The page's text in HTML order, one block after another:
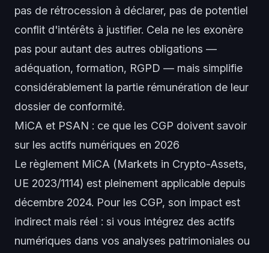
pas de rétrocession à déclarer, pas de potentiel
conflit d'intérêts à justifier. Cela ne les exonère
pas pour autant des autres obligations —
adéquation, formation, RGPD — mais simplifie
considérablement la partie rémunération de leur
dossier de conformité.
MiCA et PSAN : ce que les CGP doivent savoir
sur les actifs numériques en 2026
Le règlement MiCA (Markets in Crypto-Assets,
UE 2023/1114) est pleinement applicable depuis
décembre 2024. Pour les CGP, son impact est
indirect mais réel : si vous intégrez des actifs
numériques dans vos analyses patrimoniales ou